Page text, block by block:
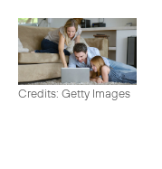
Credits: Getty Images